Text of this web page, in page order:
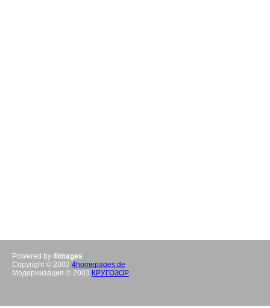
Powered by 4images
Copyright © 2002 4homepages.de
Модернизация © 2003 КРУГОЗОР